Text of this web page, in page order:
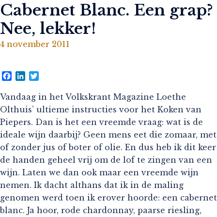
Cabernet Blanc. Een grap?
Nee, lekker!
4 november 2011
Facebook
LinkedIn
Vandaag in het Volkskrant Magazine Loethe
Olthuis’ ultieme instructies voor het Koken van
Piepers. Dan is het een vreemde vraag: wat is de
ideale wijn daarbij? Geen mens eet die zomaar, met
of zonder jus of boter of olie. En dus heb ik dit keer
de handen geheel vrij om de lof te zingen van een
wijn. Laten we dan ook maar een vreemde wijn
nemen. Ik dacht althans dat ik in de maling
genomen werd toen ik erover hoorde: een cabernet
blanc. Ja hoor, rode chardonnay, paarse riesling,